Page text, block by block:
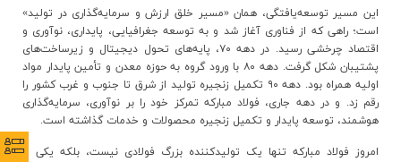
این مسیر توسعه‌یافتگی، همان «مسیر خلق ارزش و سرمایه‌گذاری در تولید»
است؛ راهی که از فناوری آغاز شد و به توسعه جغرافیایی، پایداری، نوآوری و
اقتصاد چرخشی رسید. در دهه ۷۰، پایه‌های تحول دیجیتال و زیرساخت‌های
پشتیبان شکل گرفت. دهه ۸۰ با ورود گروه به حوزه معدن و تأمین پایدار مواد
اولیه همراه بود. دهه ۹۰ تکمیل زنجیره تولید از شرق تا جنوب و غرب کشور را
رقم زد. و در دهه جاری، فولاد مبارکه تمرکز خود را بر نوآوری، سرمایه‌گذاری
هوشمند، توسعه پایدار و تکمیل زنجیره محصولات و خدمات گذاشته است.
امروز فولاد مبارکه تنها یک تولیدکننده بزرگ فولادی نیست، بلکه یکی از